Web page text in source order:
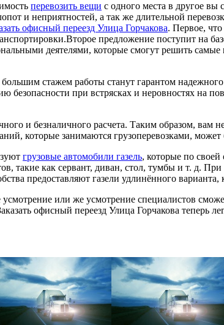
перевозить вещи с одного места в другое вы
и неприятностей, а так же длительной
офисный переезд Улица Горчакова. Первое,
предложение поступит на
деятелями, которые смогут решить
стажем работы станут гарантом надежного
безопасности при встрясках и неровностях
и безналичного расчета. Таким образом, вам
которые занимаются грузоперевозками,
грузовые автомобили газель, которые по своей
такие как сервант, диван, стол, тумбы и т. д.
предоставляют газели удлинённого
или же усмотрение специалистов
офисный переезд Улица Горчакова теперь